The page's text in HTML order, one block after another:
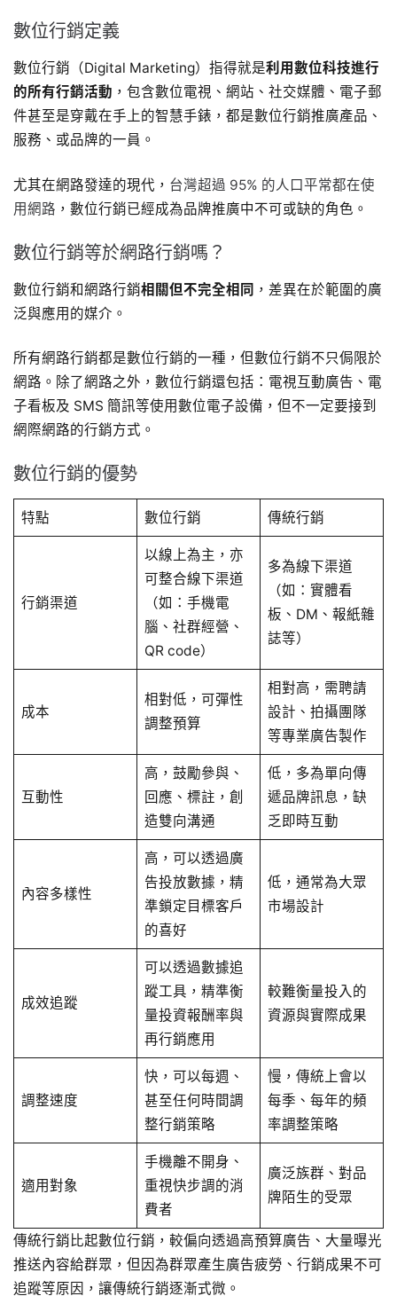
數位行銷定義
數位行銷（Digital Marketing）指得就是利用數位科技進行
的所有行銷活動 ，包含數位電視、網站、社交媒體、電子郵
件甚至是穿戴在手上的智慧手錶，都是數位行銷推廣產品、
服務、或品牌的一員。
尤其在網路發達的現代， 台灣超過 95% 的人口平常都在使
用網路 ，數位行銷已經成為品牌推廣中不可或缺的角色。
數位行銷等於網路行銷嗎？
數位行銷和網路行銷相關但不完全相同 ，差異在於範圍的廣
泛與應用的媒介。
所有網路行銷都是數位行銷的一種，但數位行銷不只侷限於
網路。除了網路之外，數位行銷還包括：電視互動廣告、電
子看板及 SMS 簡訊等使用數位電子設備，但不一定要接到
網際網路的行銷方式。
數位行銷的優勢
特點 數位行銷 傳統行銷
行銷渠道
以線上為主，亦
可整合線下渠道
（如：手機電
腦、社群經營、
QR code）
多為線下渠道
（如：實體看
板、DM、報紙雜
誌等）
成本
相對低，可彈性
調整預算
相對高，需聘請
設計、拍攝團隊
等專業廣告製作
互動性
高，鼓勵參與、
回應、標註，創
造雙向溝通
低，多為單向傳
遞品牌訊息，缺
乏即時互動
內容多樣性
高，可以透過廣
告投放數據，精
準鎖定目標客戶
的喜好
低，通常為大眾
市場設計
成效追蹤
可以透過數據追
蹤工具，精準衡
量投資報酬率與
再行銷應用
較難衡量投入的
資源與實際成果
調整速度
快，可以每週、
甚至任何時間調
整行銷策略
慢，傳統上會以
每季、每年的頻
率調整策略
適用對象
手機離不開身、
重視快步調的消
費者
廣泛族群、對品
牌陌生的受眾
傳統行銷比起數位行銷，較偏向透過高預算廣告、大量曝光
推送內容給群眾，但因為群眾產生廣告疲勞、行銷成果不可
追蹤等原因，讓傳統行銷逐漸式微。